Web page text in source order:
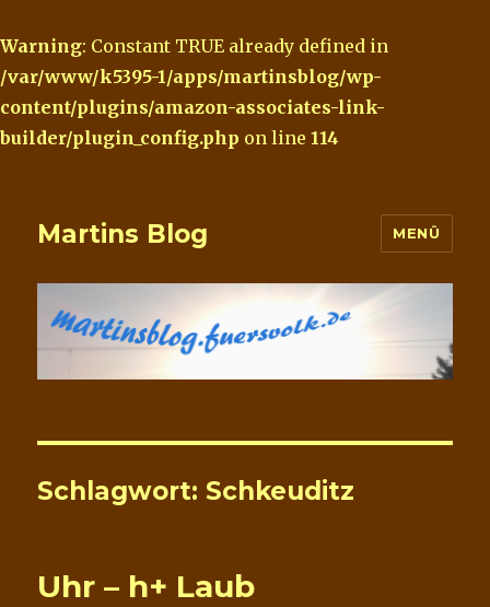
Warning: Constant TRUE already defined in
/var/www/k5395-1/apps/martinsblog/wp-
content/plugins/amazon-associates-link-
builder/plugin_config.php on line 114
Martins Blog MENÜ
Schlagwort: Schkeuditz
Uhr – h+ Laub